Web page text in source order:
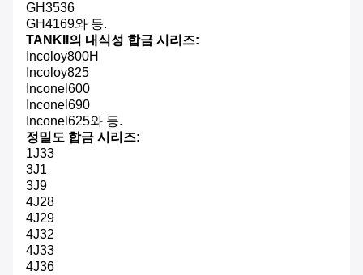
GH3536
GH4169와 등.
TANKII의 내식성 합금 시리즈:
Incoloy800H
Incoloy825
Inconel600
Inconel690
Inconel625와 등.
정밀도 합금 시리즈:
1J33
3J1
3J9
4J28
4J29
4J32
4J33
4J36